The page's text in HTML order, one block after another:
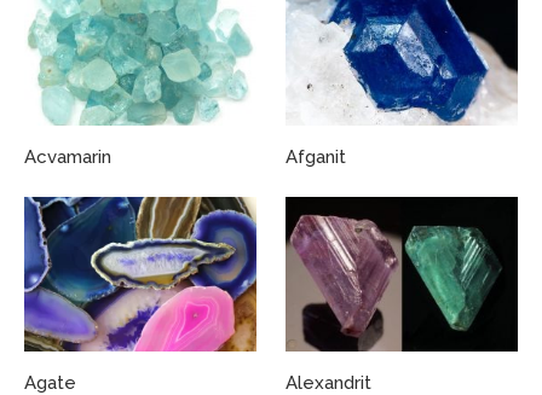
Acvamarin Afganit
Agate Alexandrit